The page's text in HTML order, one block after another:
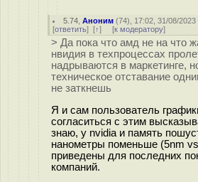
5.74 ,Аноним (74), 17:02, 31/08/2023
[ответить] [↑] [к модератору]
> Да пока что амд не на что
нвидия в техпроцессах
надрываются в маркетинге,
техническое отставание
не заткнешь
Я и сам пользователь
согласиться с этим
знаю, у nvidia и память
нанометры поменьше (5nm
приведены для последних
компаний.